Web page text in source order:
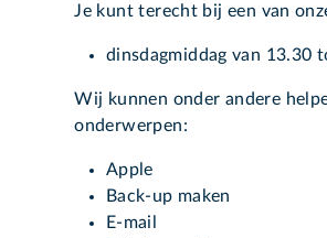
Je kunt terecht bij een van
dinsdagmiddag van 13.30
Wij kunnen onder andere
onderwerpen:
Apple
Back-up maken
E-mail